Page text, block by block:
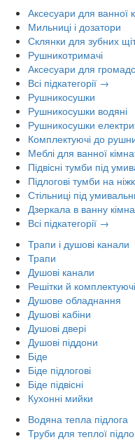
Аксесуари для ванної
Мильниці і дозатори
Склянки для зубних
Рушникотримачі
Аксесуари для
Всі підкатегорії →
Рушникосушки
Рушникосушки водяні
Рушникосушки
Комплектуючі до
Меблі для ванної
Підвісні тумби під
Підлогові тумби на
Стільниці під
Дзеркала в ванну
Всі підкатегорії →
Трапи і душові канали
Трапи
Душові канали
Решітки й
Душове обладнання
Душові кабіни
Душові двері
Душові піддони
Біде
Біде підлогові
Біде підвісні
Кухонні мийки
Водяна тепла підлога
Труби для теплої